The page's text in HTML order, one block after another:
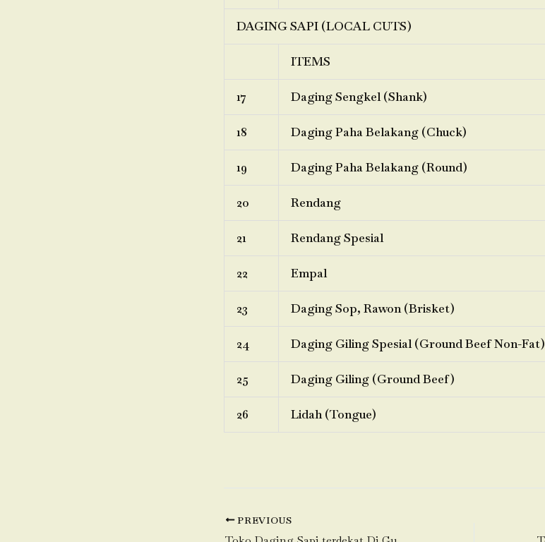
DAGING SAPI (LOCAL CUTS)
ITEMS
17 Daging Sengkel (Shank)
18 Daging Paha Belakang (Chuck)
19 Daging Paha Belakang (Round)
20 Rendang
21 Rendang Spesial
22 Empal
23 Daging Sop, Rawon (Brisket)
24 Daging Giling Spesial (Ground Beef Non-Fat)
25 Daging Giling (Ground Beef)
26 Lidah (Tongue)
PREVIOUS